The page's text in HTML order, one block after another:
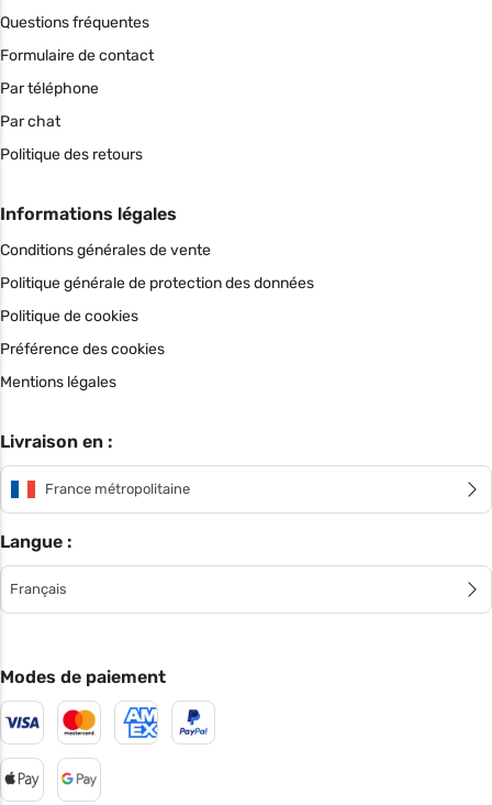
Questions fréquentes
Formulaire de contact
Par téléphone
Par chat
Politique des retours
Informations légales
Conditions générales de vente
Politique générale de protection des données
Politique de cookies
Préférence des cookies
Mentions légales
Livraison en :
France métropolitaine
Langue :
Français
Modes de paiement